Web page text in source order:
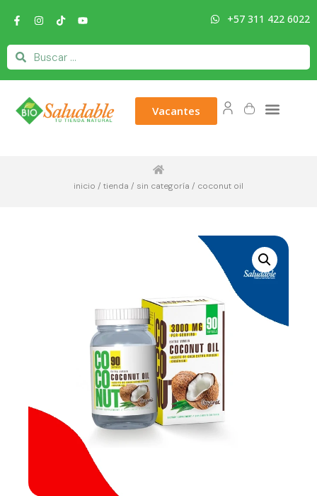
+57 311 422 6022
Vacantes
inicio / tienda / sin categoría / coconut oil